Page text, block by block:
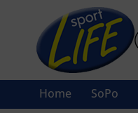
Home SoPo